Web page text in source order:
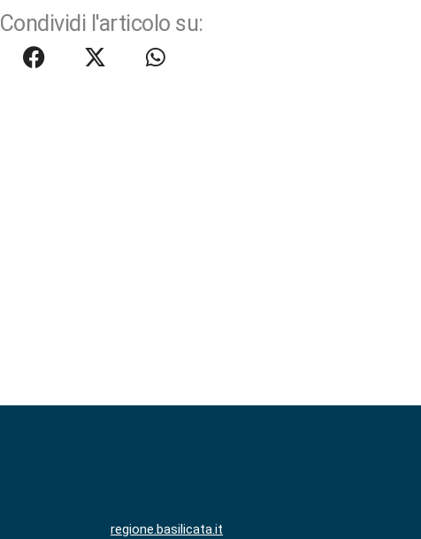
Condividi l'articolo su:
regione.basilicata.it